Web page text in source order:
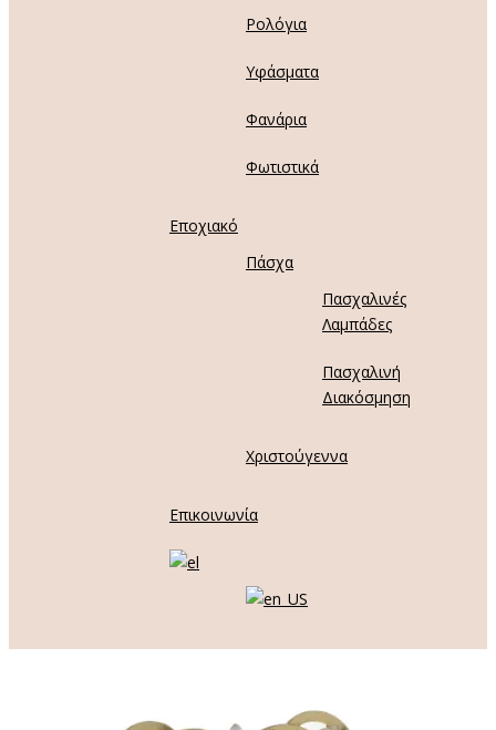
Ρολόγια
Υφάσματα
Φανάρια
Φωτιστικά
Εποχιακό
Πάσχα
Πασχαλινές
Λαμπάδες
Πασχαλινή
Διακόσμηση
Χριστούγεννα
Επικοινωνία